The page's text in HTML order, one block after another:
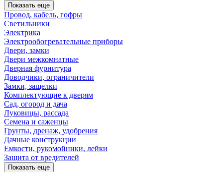
Показать еще
Провод, кабель, гофры
Светильники
Электрика
Электрообогревательные приборы
Двери, замки
Двери межкомнатные
Дверная фурнитура
Доводчики, ограничители
Замки, защелки
Комплектующие к дверям
Сад, огород и дача
Луковицы, рассада
Семена и саженцы
Грунты, дренаж, удобрения
Дачные конструкции
Емкости, рукомойники, лейки
Защита от вредителей
Показать еще